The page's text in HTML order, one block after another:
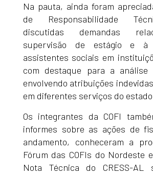
Na pauta, ainda foram
de Responsabilidade
discutidas demandas
supervisão de estágio e à
assistentes sociais em
com destaque para a análise
envolvendo atribuições
em diferentes serviços do
Os integrantes da COFI
informes sobre as ações de
andamento, conheceram a
Fórum das COFIs do Nordeste
Nota Técnica do CRESS-